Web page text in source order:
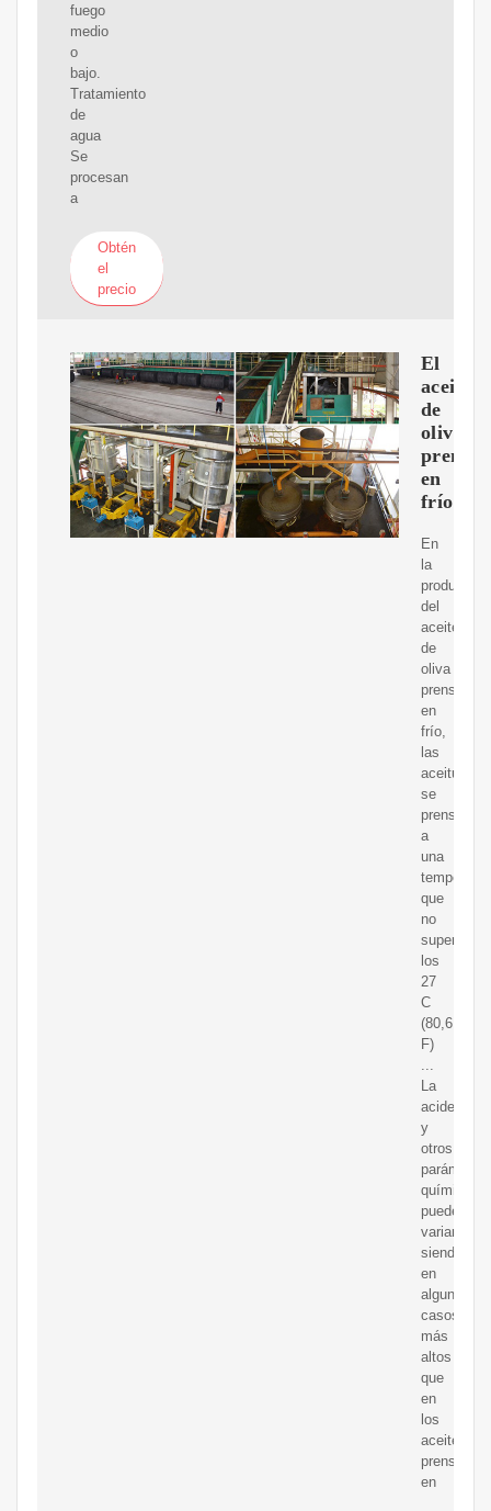
fuego
medio
o
bajo.
Tratamiento
de
agua
Se
procesan
a
Obtén
el
precio
El
aceite
de
oliva
en
frío
En
la
producción
del
aceite
de
oliva
prensado
en
frío,
las
aceitunas
se
prensan
a
una
que
no
supera
los
27
C
(80,6
F)
La
acidez
y
otros
parámetros
químicos
pueden
variar,
siendo
en
algunos
casos
más
altos
que
en
los
aceites
prensados
en